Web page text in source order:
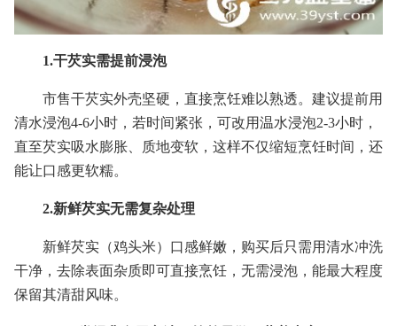
1.干芡实需提前浸泡
市售干芡实外壳坚硬，直接烹饪难以熟透。建议提前用
清水浸泡4-6小时，若时间紧张，可改用温水浸泡2-3小时，
直至芡实吸水膨胀、质地变软，这样不仅缩短烹饪时间，还
能让口感更软糯。
2.新鲜芡实无需复杂处理
新鲜芡实（鸡头米）口感鲜嫩，购买后只需用清水冲洗
干净，去除表面杂质即可直接烹饪，无需浸泡，能最大程度
保留其清甜风味。